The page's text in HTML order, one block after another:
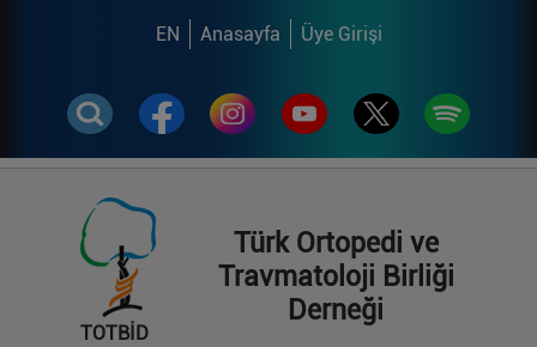
EN Anasayfa Üye Girişi
TOTBİD
Türk Ortopedi ve
Travmatoloji Birliği
Derneği